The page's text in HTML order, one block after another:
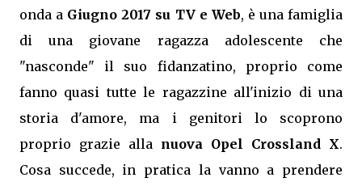
onda a Giugno 2017 su TV e Web, è una famiglia
di una giovane ragazza adolescente che
"nasconde" il suo fidanzatino, proprio come
fanno quasi tutte le ragazzine all'inizio di una
storia d'amore, ma i genitori lo scoprono
proprio grazie alla nuova Opel Crossland X.
Cosa succede, in pratica la vanno a prendere